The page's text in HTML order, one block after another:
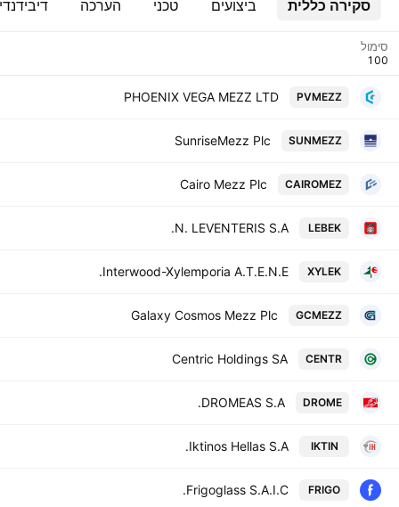
סקירה כללית ביצועים טכני הערכה
סימול
PVMEZZ
PHOENIX VEGA MEZZ LTD
SUNMEZZ
SunriseMezz Plc
CAIROMEZ
Cairo Mezz Plc
LEBEK
N. LEVENTERIS S.A.
XYLEK
Interwood-Xylemporia A.T.E.N.E.
GCMEZZ
Galaxy Cosmos Mezz Plc
CENTR
Centric Holdings SA
DROME
DROMEAS S.A.
IKTIN
Iktinos Hellas S.A.
FRIGO
Frigoglass S.A.I.C.